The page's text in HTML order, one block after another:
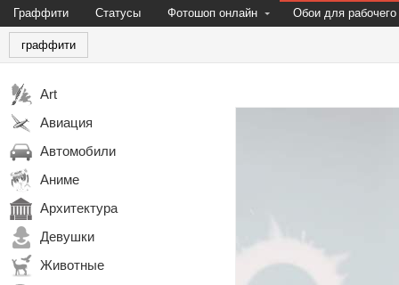
Граффити Статусы Фотошоп онлайн Обои для рабочего
граффити
Art
Авиация
Автомобили
Аниме
Архитектура
Девушки
Животные